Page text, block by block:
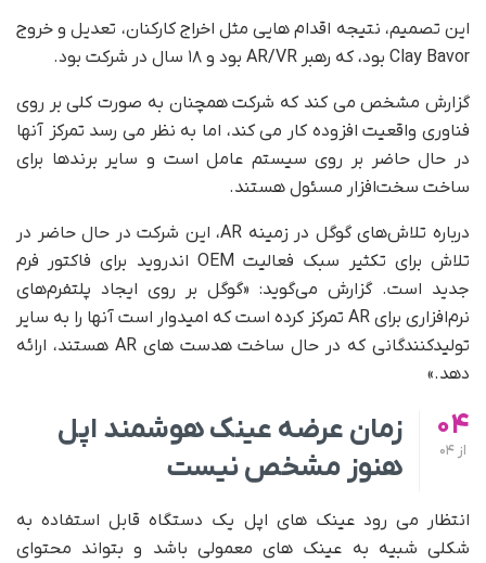
این تصمیم، نتیجه اقدام هایی مثل اخراج کارکنان، تعدیل و خروج
Clay Bavor بود، که رهبر AR/VR بود و ۱۸ سال در شرکت بود.
گزارش مشخص می کند که شرکت همچنان به صورت کلی بر روی
فناوری واقعیت افزوده کار می کند، اما به نظر می رسد تمرکز آنها
در حال حاضر بر روی سیستم عامل است و سایر برندها برای
ساخت سخت‌افزار مسئول هستند.
درباره تلاش‌های گوگل در زمینه AR، این شرکت در حال حاضر در
تلاش برای تکثیر سبک فعالیت OEM اندروید برای فاکتور فرم
جدید است. گزارش می‌گوید: «گوگل بر روی ایجاد پلتفرم‌های
نرم‌افزاری برای AR تمرکز کرده است که امیدوار است آنها را به سایر
تولیدکنندگانی که در حال ساخت هدست های AR هستند، ارائه
دهد.»
04
از
زمان عرضه عینک هوشمند اپل
هنوز مشخص نیست
انتظار می رود عینک های اپل یک دستگاه قابل استفاده به
شکلی شبیه به عینک های معمولی باشد و بتواند محتوای